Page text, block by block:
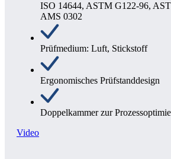
ISO 14644, ASTM G122-96,
AMS 0302
Prüfmedium: Luft, Stickstoff
Ergonomisches Prüfstanddesign
Doppelkammer zur
Video